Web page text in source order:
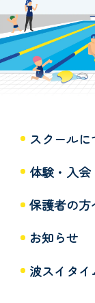
スクールに
体験・入会
保護者の方
お知らせ
波スイタイ